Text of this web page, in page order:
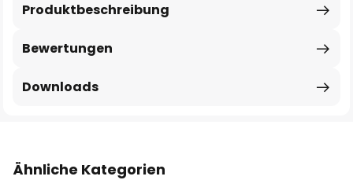
Produktbeschreibung
Bewertungen
Downloads
Ähnliche Kategorien